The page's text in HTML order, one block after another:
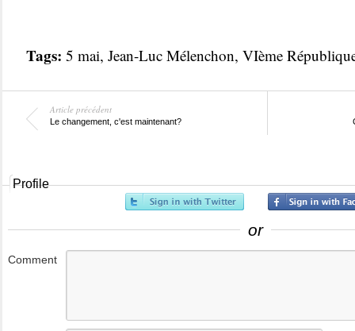
Tags: 5 mai, Jean-Luc Mélenchon, VIème
Article précédent
Le changement, c'est maintenant?
Profile
or
Comment